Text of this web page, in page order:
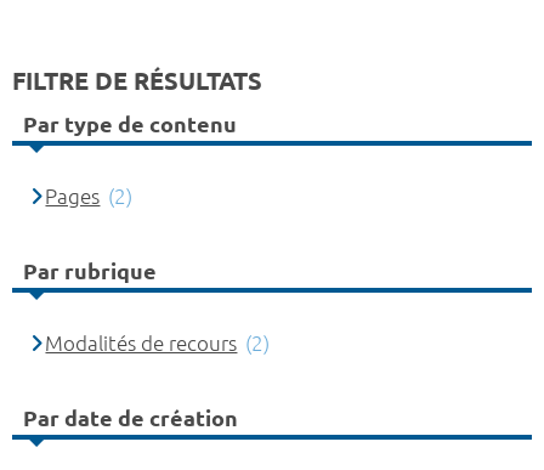
FILTRE DE RÉSULTATS
Par type de contenu
Pages (2)
Par rubrique
Modalités de recours (2)
Par date de création